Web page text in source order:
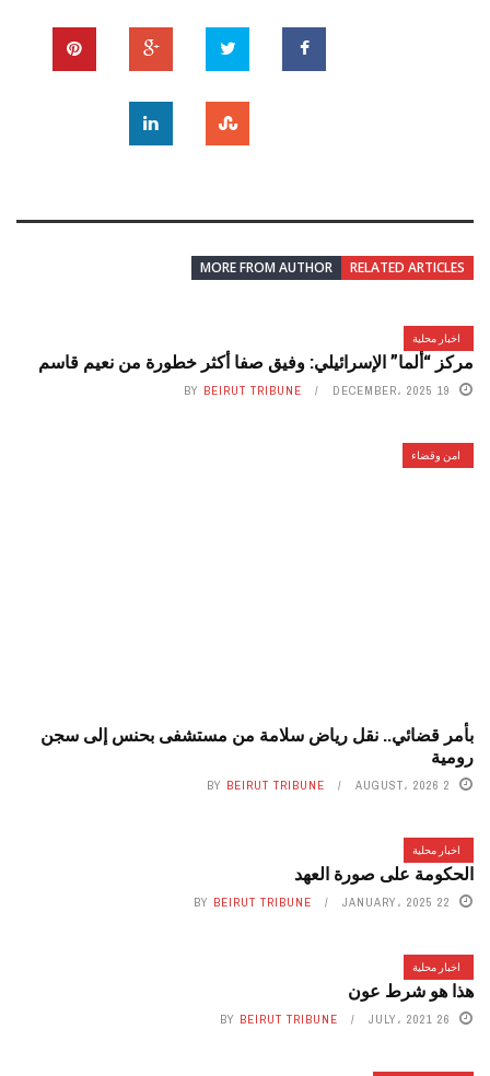
RELATED ARTICLES
MORE FROM AUTHOR
اخبار محلية
مركز “ألما” الإسرائيلي: وفيق صفا أكثر خطورة من نعيم قاسم
19 DECEMBER، 2025 BY BEIRUT TRIBUNE
امن وقضاء
بأمر قضائي.. نقل رياض سلامة من مستشفى بحنس إلى سجن
رومية
2 AUGUST، 2026 BY BEIRUT TRIBUNE
اخبار محلية
الحكومة على صورة العهد
22 JANUARY، 2025 BY BEIRUT TRIBUNE
اخبار محلية
هذا هو شرط عون
26 JULY، 2021 BY BEIRUT TRIBUNE